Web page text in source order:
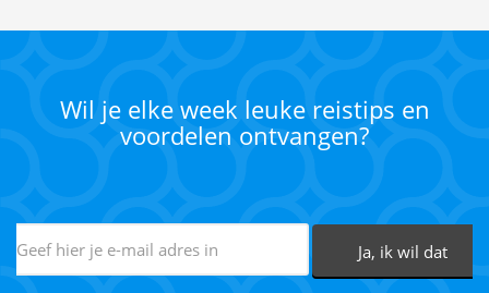
Wil je elke week leuke reistips en
voordelen ontvangen?